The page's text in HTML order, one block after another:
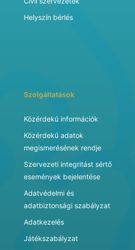
Helyszín bérlés
Szolgáltatások
Közérdekű információk
Közérdekű adatok
megismerésének rendje
Szervezeti integritást sértő
események bejelentése
Adatvédelmi és
adatbiztonsági szabályzat
Adatkezelés
Játékszabályzat